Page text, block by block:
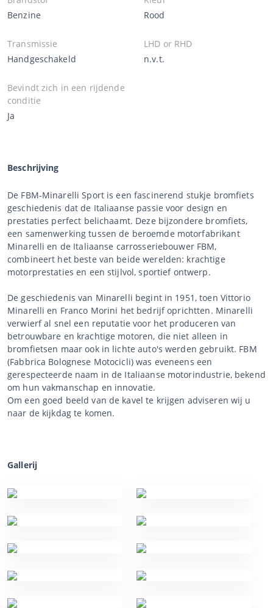
Benzine
Rood
Transmissie
Handgeschakeld
LHD or RHD
n.v.t.
Bevindt zich in een rijdende
conditie
Ja
Beschrijving
De FBM-Minarelli Sport is een fascinerend stukje bromfiets
geschiedenis dat de Italiaanse passie voor design en
prestaties perfect belichaamt. Deze bijzondere bromfiets,
een samenwerking tussen de beroemde motorfabrikant
Minarelli en de Italiaanse carrosseriebouwer FBM,
combineert het beste van beide werelden: krachtige
motorprestaties en een stijlvol, sportief ontwerp.
De geschiedenis van Minarelli begint in 1951, toen Vittorio
Minarelli en Franco Morini het bedrijf oprichtten. Minarelli
verwierf al snel een reputatie voor het produceren van
betrouwbare en krachtige motoren, die niet alleen in
bromfietsen maar ook in lichte auto's werden gebruikt. FBM
(Fabbrica Bolognese Motocicli) was eveneens een
gerespecteerde naam in de Italiaanse motorindustrie, bekend
om hun vakmanschap en innovatie.
Om een goed beeld van de kavel te krijgen adviseren wij u
naar de kijkdag te komen.
Gallerij